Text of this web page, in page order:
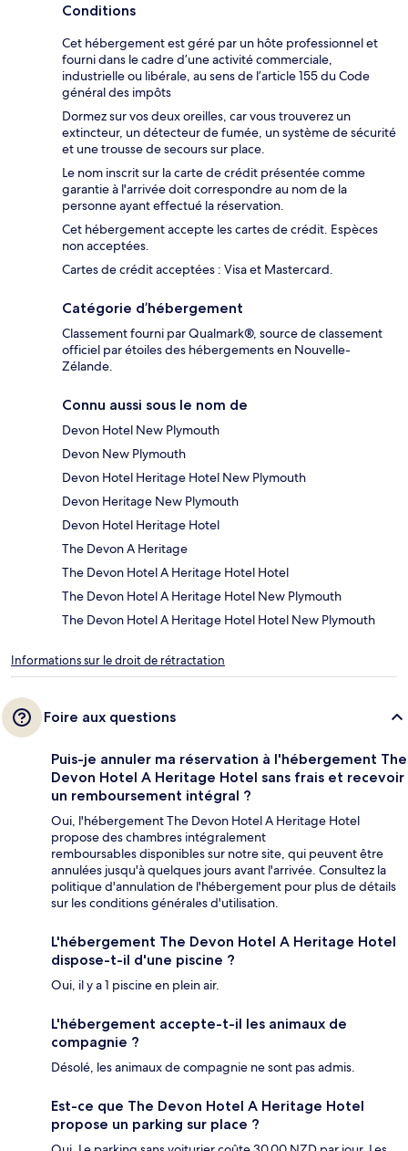
Conditions
Cet hébergement est géré par un hôte professionnel et
fourni dans le cadre d’une activité commerciale,
industrielle ou libérale, au sens de l’article 155 du Code
général des impôts
Dormez sur vos deux oreilles, car vous trouverez un
extincteur, un détecteur de fumée, un système de sécurité
et une trousse de secours sur place.
Le nom inscrit sur la carte de crédit présentée comme
garantie à l'arrivée doit correspondre au nom de la
personne ayant effectué la réservation.
Cet hébergement accepte les cartes de crédit. Espèces
non acceptées.
Cartes de crédit acceptées : Visa et Mastercard.
Catégorie d’hébergement
Classement fourni par Qualmark®, source de classement
officiel par étoiles des hébergements en Nouvelle-
Zélande.
Connu aussi sous le nom de
Devon Hotel New Plymouth
Devon New Plymouth
Devon Hotel Heritage Hotel New Plymouth
Devon Heritage New Plymouth
Devon Hotel Heritage Hotel
The Devon A Heritage
The Devon Hotel A Heritage Hotel Hotel
The Devon Hotel A Heritage Hotel New Plymouth
The Devon Hotel A Heritage Hotel Hotel New Plymouth
Informations sur le droit de rétractation
Foire aux questions
Puis-je annuler ma réservation à l'hébergement The
Devon Hotel A Heritage Hotel sans frais et recevoir
un remboursement intégral ?
Oui, l'hébergement The Devon Hotel A Heritage Hotel
propose des chambres intégralement
remboursables disponibles sur notre site, qui peuvent être
annulées jusqu'à quelques jours avant l'arrivée. Consultez la
politique d'annulation de l'hébergement pour plus de détails
sur les conditions générales d'utilisation.
L'hébergement The Devon Hotel A Heritage Hotel
dispose-t-il d'une piscine ?
Oui, il y a 1 piscine en plein air.
L'hébergement accepte-t-il les animaux de
compagnie ?
Désolé, les animaux de compagnie ne sont pas admis.
Est-ce que The Devon Hotel A Heritage Hotel
propose un parking sur place ?